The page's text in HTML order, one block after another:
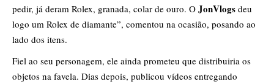
pedir, já deram Rolex, granada, colar de ouro. O JonVlogs deu
logo um Rolex de diamante”, comentou na ocasião, posando ao
lado dos itens.
Fiel ao seu personagem, ele ainda prometeu que distribuiria os
objetos na favela. Dias depois, publicou vídeos entregando